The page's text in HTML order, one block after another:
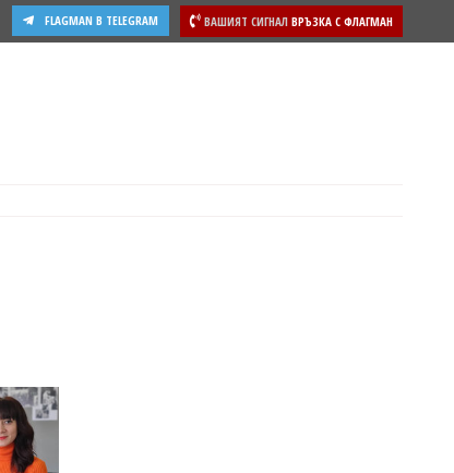
ВАШИЯТ СИГНАЛ ВРЪЗКА С ФЛАГМАН
FLAGMAN В TELEGRAM